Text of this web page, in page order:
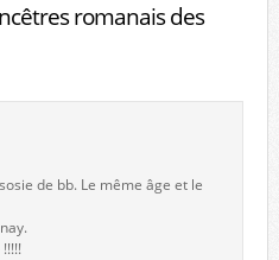
romanais des
de bb. Le même âge et le